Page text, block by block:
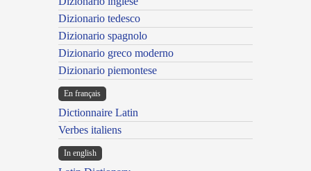
Dizionario tedesco
Dizionario spagnolo
Dizionario greco moderno
Dizionario piemontese
En français
Dictionnaire Latin
Verbes italiens
In english